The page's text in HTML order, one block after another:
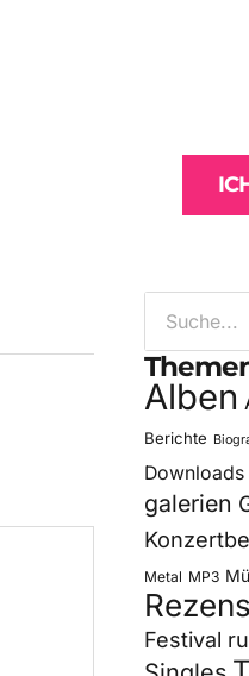
Alben
Berichte
Downloads
galerien
Metal MP3
Festival